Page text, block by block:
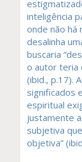
inteligência
onde não há
desalinha
buscaria
o autor teria
(ibid., p.17).
significados
espiritual
justamente
subjetiva
objetiva”